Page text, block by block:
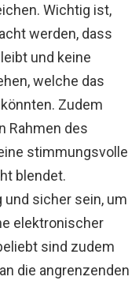
Wichtig ist,
werden, dass
und keine
welche das
Zudem
Rahmen des
stimmungsvolle
blendet.
sicher sein, um
elektronischer
sind zudem
die angrenzenden